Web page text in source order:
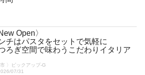
Open〉
チはパスタをセットで気軽に
ろぎ空間で味わうこだわりイタリア
〉ピックアップ-G
07/31